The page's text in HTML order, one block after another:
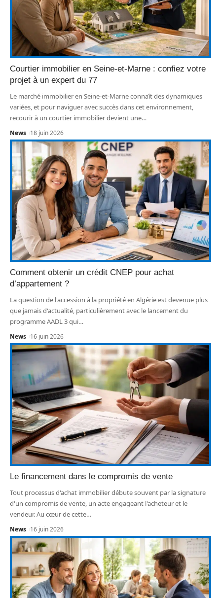
Courtier immobilier en Seine-et-Marne : confiez votre
projet à un expert du 77
Le marché immobilier en Seine-et-Marne connaît des dynamiques
variées, et pour naviguer avec succès dans cet environnement,
recourir à un courtier immobilier devient une…
News 18 juin 2026
Comment obtenir un crédit CNEP pour achat
d’appartement ?
La question de l'accession à la propriété en Algérie est devenue plus
que jamais d'actualité, particulièrement avec le lancement du
programme AADL 3 qui…
News 16 juin 2026
Le financement dans le compromis de vente
Tout processus d'achat immobilier débute souvent par la signature
d'un compromis de vente, un acte engageant l'acheteur et le
vendeur. Au cœur de cette…
News 16 juin 2026